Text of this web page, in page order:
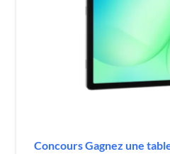
Concours Gagnez une